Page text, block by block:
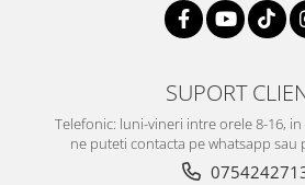
SUPORT
Telefonic: luni-vineri intre orele 8-16,
ne puteti contacta pe whatsapp sau